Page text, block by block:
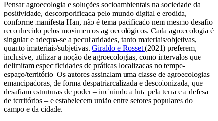
Pensar agroecologia e soluções socioambientais na sociedade da
positividade, descorporificada pelo mundo digital e erodida,
conforme manifesta Han, não é tema pacificado nem mesmo desafio
reconhecido pelos movimentos agroecológicos. Cada agroecologia é
singular e adequa-se a peculiaridades, tanto materiais/objetivas,
quanto imateriais/subjetivas. Giraldo e Rosset (2021) preferem,
inclusive, utilizar a noção de agroecologias, como intervalos que
delimitam especificidades de práticas localizadas no tempo-
espaço/território. Os autores assinalam uma classe de agroecologias
emancipadoras, de forma despatriarcalizada e descolonizada, que
desafiam estruturas de poder – incluindo a luta pela terra e a defesa
de territórios – e estabelecem união entre setores populares do
campo e da cidade.